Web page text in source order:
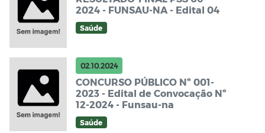
2024 - FUNSAU-NA - Edital 04
Saúde
02.10.2024
CONCURSO PÚBLICO Nº 001-
2023 - Edital de Convocação Nº
12-2024 - Funsau-na
Saúde